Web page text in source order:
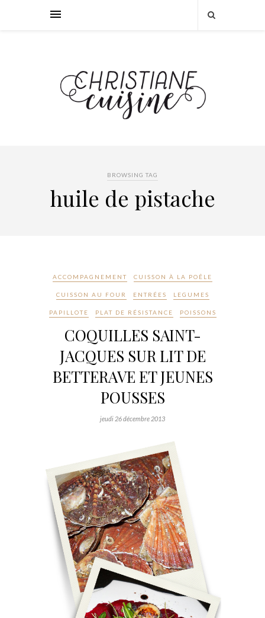
BROWSING TAG
huile de pistache
ACCOMPAGNEMENT CUISSON À LA POÊLE
CUISSON AU FOUR ENTRÉES LEGUMES
PAPILLOTE PLAT DE RÉSISTANCE POISSONS
COQUILLES SAINT-
JACQUES SUR LIT DE
BETTERAVE ET JEUNES
POUSSES
jeudi 26 décembre 2013